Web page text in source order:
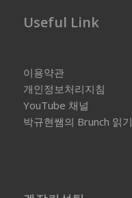
Useful Link
이용약관
개인정보처리지침
YouTube 채널
박규현쌤의 Brunch 읽기